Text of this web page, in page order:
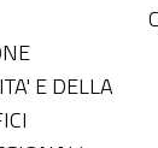
E DELLA